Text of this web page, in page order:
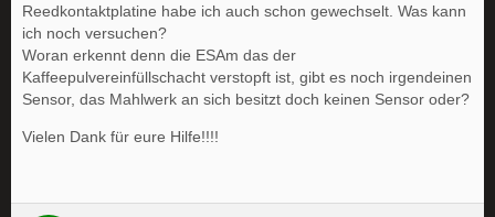
Reedkontaktplatine habe ich auch schon gewechselt. Was kann
ich noch versuchen?
Woran erkennt denn die ESAm das der
Kaffeepulvereinfüllschacht verstopft ist, gibt es noch irgendeinen
Sensor, das Mahlwerk an sich besitzt doch keinen Sensor oder?
Vielen Dank für eure Hilfe!!!!